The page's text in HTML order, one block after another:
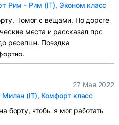
Рим - Рим (IT), Эконом класс
Помог с вещами. По дороге
места и рассказал про
ресепшн. Поездка
27 Мая 2022
Милан (IT), Комфорт класс
борту, чтобы я мог работать